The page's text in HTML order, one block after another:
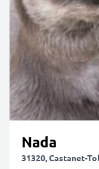
Nada
31320, Castanet-